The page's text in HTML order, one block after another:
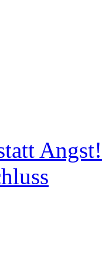
Angst!